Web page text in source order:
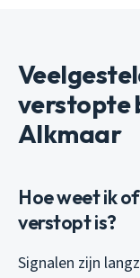
verstopte
Alkmaar
Hoe weet ik
verstopt is?
Signalen zijn